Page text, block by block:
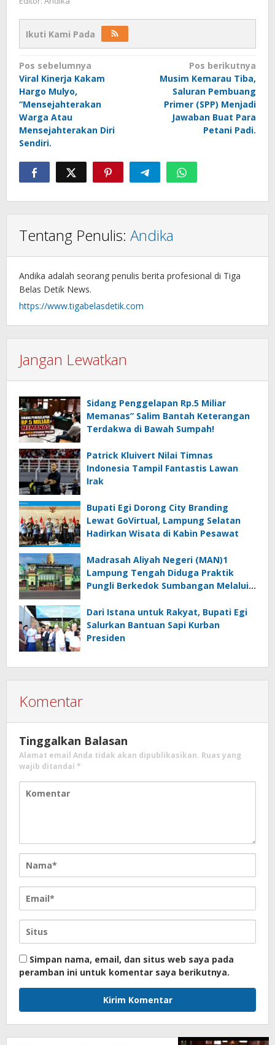
Ikuti Kami Pada
Navigasi
pos
Pos sebelumnya
Viral Kinerja Kakam
Hargo Mulyo,
“Mensejahterakan
Warga Atau
Mensejahterakan Diri
Sendiri.
Pos berikutnya
Musim Kemarau Tiba,
Saluran Pembuang
Primer (SPP) Menjadi
Jawaban Buat Para
Petani Padi.
Tentang Penulis: Andika
Andika adalah seorang penulis berita profesional di Tiga
Belas Detik News.
https://www.tigabelasdetik.com
Jangan Lewatkan
Sidang Penggelapan Rp.5 Miliar
Memanas” Salim Bantah Keterangan
Terdakwa di Bawah Sumpah!
Patrick Kluivert Nilai Timnas
Indonesia Tampil Fantastis Lawan
Irak
Bupati Egi Dorong City Branding
Lewat GoVirtual, Lampung Selatan
Hadirkan Wisata di Kabin Pesawat
Madrasah Aliyah Negeri (MAN)1
Lampung Tengah Diduga Praktik
Pungli Berkedok Sumbangan Melalui
Dari Istana untuk Rakyat, Bupati Egi
Salurkan Bantuan Sapi Kurban
Presiden
Komentar
Tinggalkan Balasan
Alamat email Anda tidak akan dipublikasikan. Ruas yang
wajib ditandai *
Simpan nama, email, dan situs web saya pada
peramban ini untuk komentar saya berikutnya.